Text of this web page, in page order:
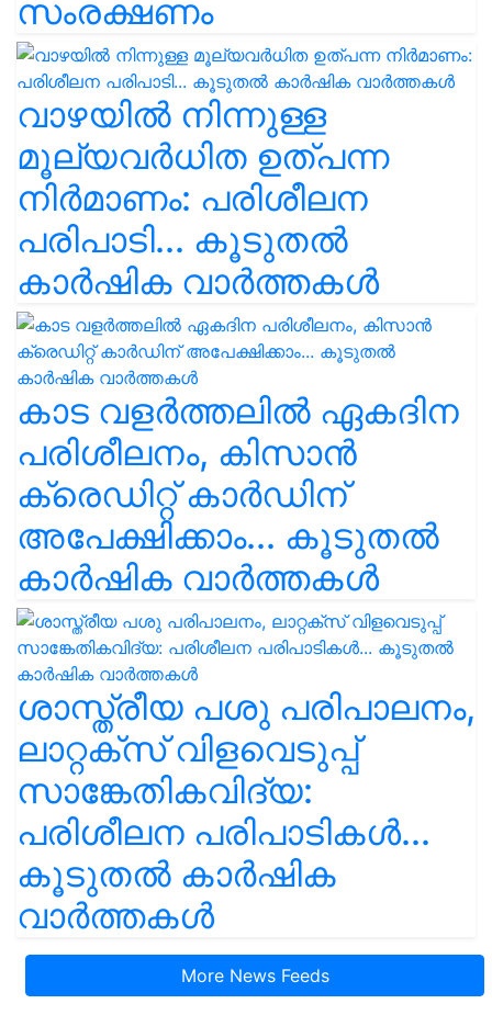
സംരക്ഷണം
വാഴയിൽ നിന്നുള്ള
മൂല്യവർധിത ഉത്പന്ന
നിർമാണം: പരിശീലന
പരിപാടി... കൂടുതൽ
കാർഷിക വാർത്തകൾ
കാട വളര്‍ത്തലിൽ ഏകദിന
പരിശീലനം, കിസാൻ
ക്രെഡിറ്റ് കാർഡിന്
അപേക്ഷിക്കാം... കൂടുതൽ
കാർഷിക വാർത്തകൾ
ശാസ്ത്രീയ പശു പരിപാലനം,
ലാറ്റക്സ് വിളവെടുപ്പ്
സാങ്കേതികവിദ്യ:
പരിശീലന പരിപാടികൾ...
കൂടുതൽ കാർഷിക
വാർത്തകൾ
More News Feeds